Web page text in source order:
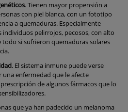
. Tienen mayor propensión a
con piel blanca, con un fototipo
a quemaduras. Especialmente
individuos pelirrojos, pecosos, con alto
si sufrieron quemaduras solares
. El sistema inmune puede verse
enfermedad que le afecte
de algunos fármacos que lo
que ya han padecido un melanoma